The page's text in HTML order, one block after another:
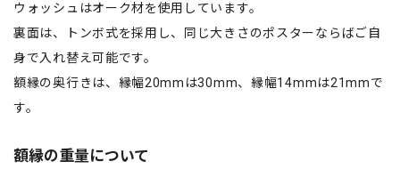
ウォッシュはオーク材を使用しています。
裏面は、トンボ式を採用し、同じ大きさのポスターならばご自
身で入れ替え可能です。
額縁の奥行きは、縁幅20mmは30mm、縁幅14mmは21mmで
す。
額縁の重量について